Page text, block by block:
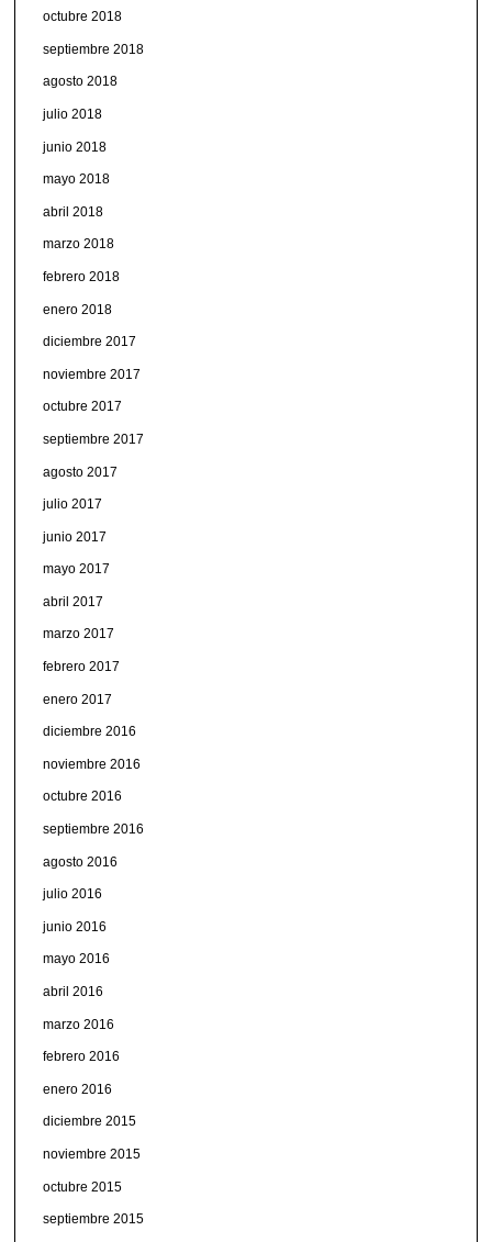
octubre 2018
septiembre 2018
agosto 2018
julio 2018
junio 2018
mayo 2018
abril 2018
marzo 2018
febrero 2018
enero 2018
diciembre 2017
noviembre 2017
octubre 2017
septiembre 2017
agosto 2017
julio 2017
junio 2017
mayo 2017
abril 2017
marzo 2017
febrero 2017
enero 2017
diciembre 2016
noviembre 2016
octubre 2016
septiembre 2016
agosto 2016
julio 2016
junio 2016
mayo 2016
abril 2016
marzo 2016
febrero 2016
enero 2016
diciembre 2015
noviembre 2015
octubre 2015
septiembre 2015